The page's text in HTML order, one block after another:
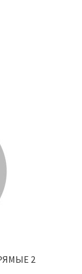
2